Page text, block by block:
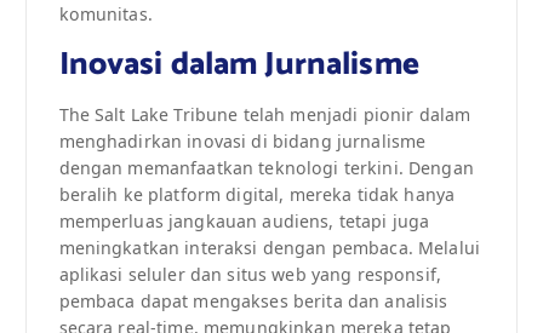
komunitas.
Inovasi dalam Jurnalisme
The Salt Lake Tribune telah menjadi pionir dalam
menghadirkan inovasi di bidang jurnalisme
dengan memanfaatkan teknologi terkini. Dengan
beralih ke platform digital, mereka tidak hanya
memperluas jangkauan audiens, tetapi juga
meningkatkan interaksi dengan pembaca. Melalui
aplikasi seluler dan situs web yang responsif,
pembaca dapat mengakses berita dan analisis
secara real-time, memungkinkan mereka tetap